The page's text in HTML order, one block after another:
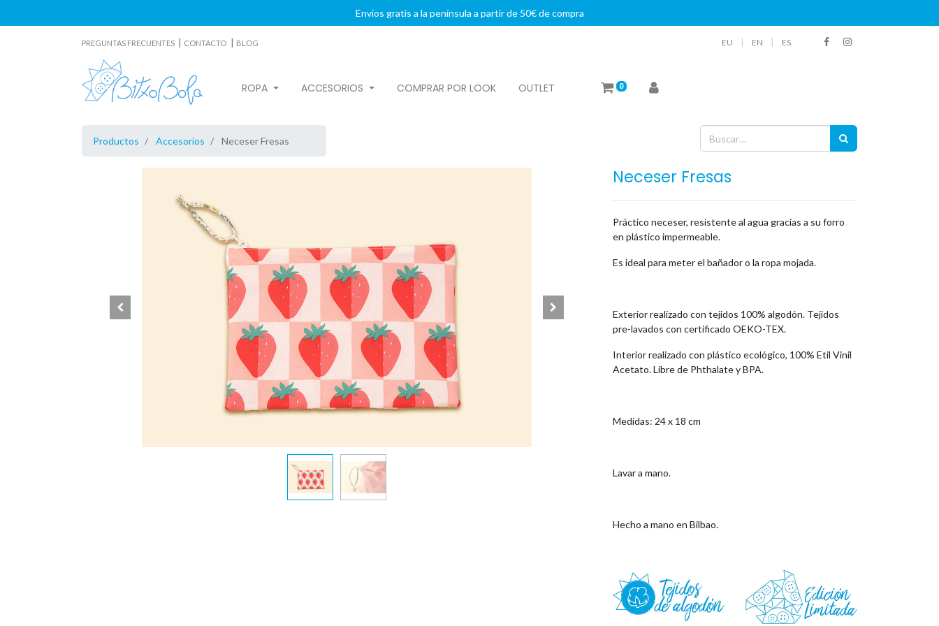
Envíos gratis a la península a partir de 50€ de compra
PREGUNTAS FRECUENTES | CONTACTO | BLOG EU EN ES
ROPA ACCESORIOS COMPRAR POR LOOK OUTLET 0
Productos Accesorios Neceser Fresas
Neceser Fresas
Práctico neceser, resistente al agua gracias a su forro
en plástico impermeable.
Es ideal para meter el bañador o la ropa mojada.
Exterior realizado con tejidos 100% algodón. Tejidos
pre-lavados con certificado OEKO-TEX.
Interior realizado con plástico ecológico, 100% Etil Vinil
Acetato. Libre de Phthalate y BPA.
Medidas: 24 x 18 cm
Lavar a mano.
Hecho a mano en Bilbao.